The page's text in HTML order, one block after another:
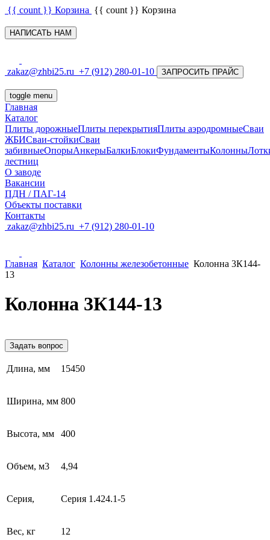
{{ count }} Корзина {{ count }} Корзина
НАПИСАТЬ НАМ
zakaz@zhbi25.ru +7 (912) 280-01-10 ЗАПРОСИТЬ ПРАЙС
toggle menu
Главная
Каталог
Плиты дорожныеПлиты перекрытияПлиты аэродромныеСваи
ЖБИСваи-стойкиСваи
забивныеОпорыАнкерыБалкиБлокиФундаментыКолонны
лестниц
О заводе
Вакансии
ПДН / ПАГ-14
Объекты поставки
Контакты
zakaz@zhbi25.ru +7 (912) 280-01-10
Главная Каталог Колонны железобетонные Колонна 3К144-
13
Колонна 3К144-13
Задать вопрос
Длина, мм 15450
Ширина, мм 800
Высота, мм 400
Объем, м3 4,94
Серия, Серия 1.424.1-5
Вес, кг 12